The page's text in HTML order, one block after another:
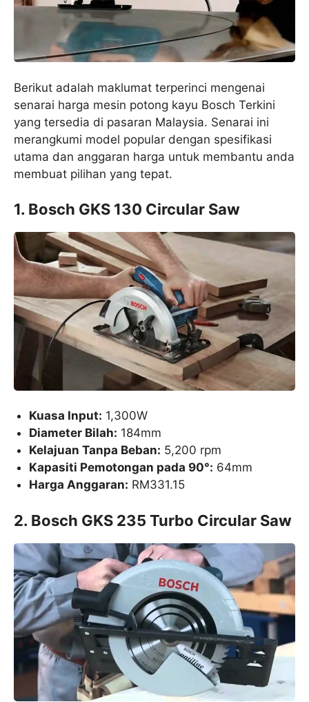
Berikut adalah maklumat terperinci mengenai
senarai harga mesin potong kayu Bosch Terkini
yang tersedia di pasaran Malaysia. Senarai ini
merangkumi model popular dengan spesifikasi
utama dan anggaran harga untuk membantu anda
membuat pilihan yang tepat.
1. Bosch GKS 130 Circular Saw
Kuasa Input: 1,300W
Diameter Bilah: 184mm
Kelajuan Tanpa Beban: 5,200 rpm
Kapasiti Pemotongan pada 90°: 64mm
Harga Anggaran: RM331.15
2. Bosch GKS 235 Turbo Circular Saw